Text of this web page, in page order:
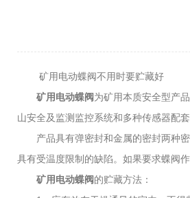
矿用电动蝶阀不用时要贮藏好
矿用电动蝶阀为矿用本质安全型产
山安全及监测监控系统和多种传感器配
产品具有弹密封和金属的密封两种密
具有受温度限制的缺陷。如果要求蝶阀
矿用电动蝶阀的贮藏方法：